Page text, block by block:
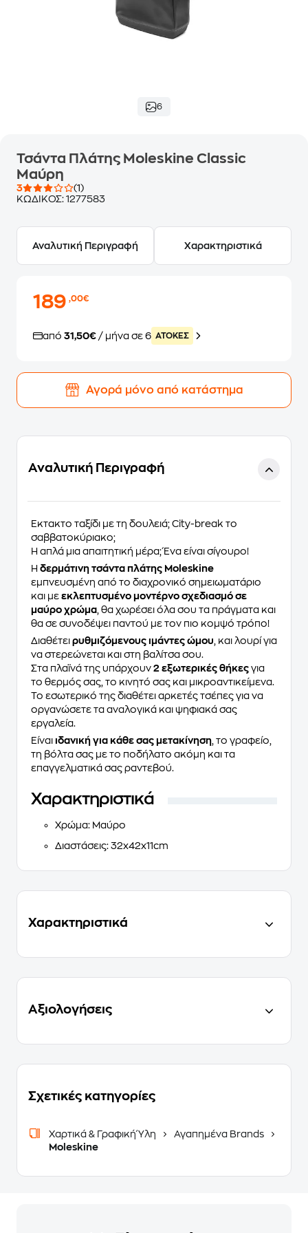
6
Τσάντα Πλάτης Moleskine Classic
Μαύρη
3
(1)
ΚΩΔΙΚΟΣ: 1277583
Αναλυτική Περιγραφή Χαρακτηριστικά
189,00€
από 31,50€ / μήνα σε 6 ATOKEΣ
Αγορά μόνο από κατάστημα
Αναλυτική Περιγραφή
Έκτακτο ταξίδι με τη δουλειά; City-break το
σαββατοκύριακο;
Ή απλά μια απαιτητική μέρα; Ένα είναι σίγουρο!
H δερμάτινη τσάντα πλάτης Moleskine
εμπνευσμένη από το διαχρονικό σημειωματάριο
και με εκλεπτυσμένο μοντέρνο σχεδιασμό σε
μαύρο χρώμα , θα χωρέσει όλα σου τα πράγματα και
θα σε συνοδέψει παντού με τον πιο κομψό τρόπο!
Διαθέτει ρυθμιζόμενους ιμάντες ώμου , και λουρί για
να στερεώνεται και στη βαλίτσα σου.
Στα πλαϊνά της υπάρχουν 2 εξωτερικές θήκες για
το θερμός σας, το κινητό σας και μικροαντικείμενα.
Το εσωτερικό της διαθέτει αρκετές τσέπες για να
οργανώσετε τα αναλογικά και ψηφιακά σας
εργαλεία.
Είναι ιδανική για κάθε σας μετακίνηση , το γραφείο,
τη βόλτα σας με το ποδήλατο ακόμη και τα
επαγγελματικά σας ραντεβού.
Χαρακτηριστικά
Χρώμα: Μαύρο
Διαστάσεις: 32x42x11cm
Χαρακτηριστικά
Αξιολογήσεις
Σχετικές κατηγορίες
Χαρτικά & Γραφική Ύλη
Αγαπημένα Brands
Moleskine